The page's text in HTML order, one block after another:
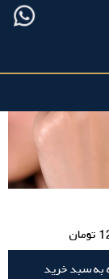
تومان
به سبد خرید